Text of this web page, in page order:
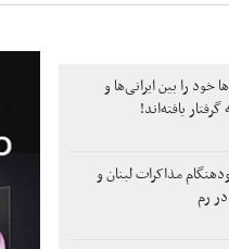
خود را بین ایرانی‌ها و
گرفتار یافته‌اند!
مذاکرات لبنان و
در رم